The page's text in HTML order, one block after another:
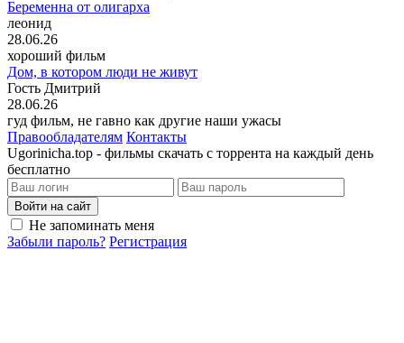
Беременна от олигарха
леонид
28.06.26
хороший фильм
Дом, в котором люди не живут
Гость Дмитрий
28.06.26
гуд фильм, не гавно как другие наши ужасы
Правообладателям Контакты
Ugorinicha.top - фильмы скачать с торрента на каждый день
бесплатно
Войти на сайт
Не запоминать меня
Забыли пароль? Регистрация